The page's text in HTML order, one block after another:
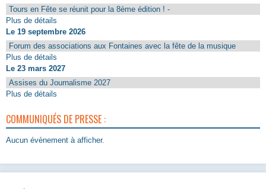
Tours en Fête se réunit pour la 8ème édition ! -
Plus de détails
Le 19 septembre 2026
Forum des associations aux Fontaines avec la fête de la musique
Plus de détails
Le 23 mars 2027
Assises du Journalisme 2027
Plus de détails
COMMUNIQUÉS DE PRESSE :
Aucun évènement à afficher.